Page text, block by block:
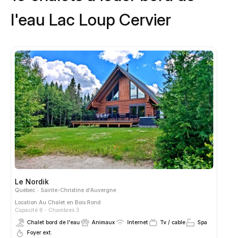
l'eau Lac Loup Cervier
Le Nordik
Québec
Sainte-Christine d'Auvergne
Location Au Chalet en Bois Rond
Capacité 8
Chambres 3
Chalet bord de l'eau
Animaux Internet Tv / cable
Spa
Foyer ext.